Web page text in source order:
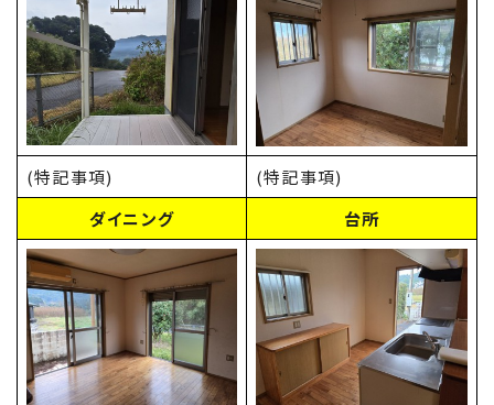
(特記事項)
(特記事項)
ダイニング
台所